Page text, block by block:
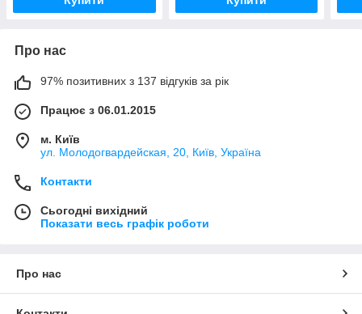
Про нас
97% позитивних з 137 відгуків за рік
Працює з 06.01.2015
м. Київ
ул. Молодогвардейская, 20, Київ, Україна
Контакти
Сьогодні вихідний
Показати весь графік роботи
Про нас